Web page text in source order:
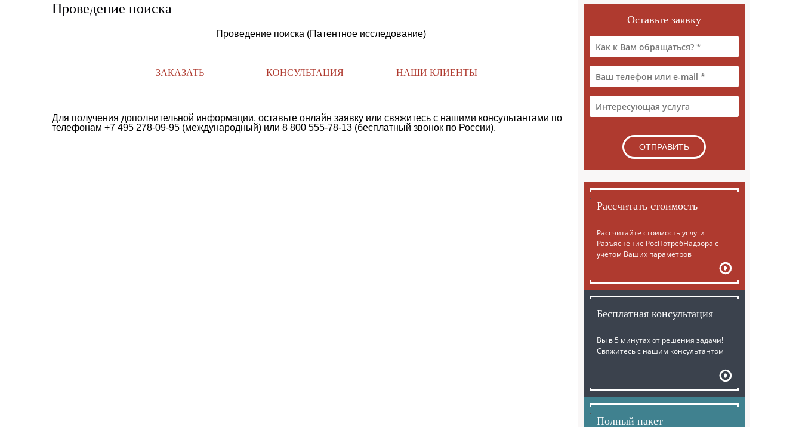
Оставьте заявку
Рассчитать стоимость
Рассчитайте стоимость услуги
Разъяснение РосПотребНадзора с
учётом Ваших параметров
Бесплатная консультация
Вы в 5 минутах от решения задачи!
Свяжитесь с нашим консультантом
Полный пакет
Проведение поиска
Проведение поиска (Патентное исследование)
ЗАКАЗАТЬ КОНСУЛЬТАЦИЯ НАШИ КЛИЕНТЫ
Для получения дополнительной информации, оставьте онлайн заявку или свяжитесь с нашими консультантами по
телефонам +7 495 278-09-95 (международный) или 8 800 555-78-13 (бесплатный звонок по России).